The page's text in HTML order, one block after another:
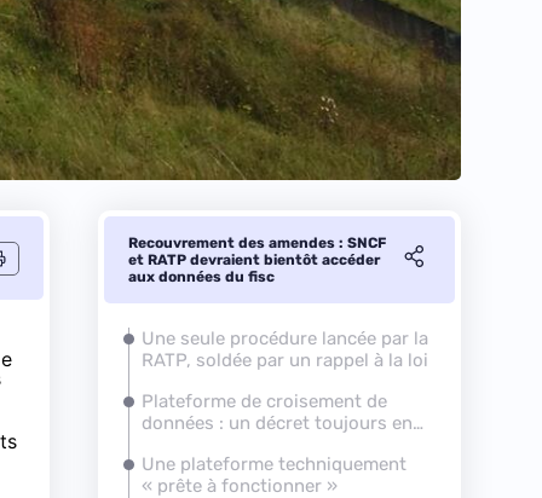
Recouvrement des amendes : SNCF
et RATP devraient bientôt accéder
aux données du fisc
Une seule procédure lancée par la
RATP, soldée par un rappel à la loi
Plateforme de croisement de
données : un décret toujours en
Une plateforme techniquement
« prête à fonctionner »